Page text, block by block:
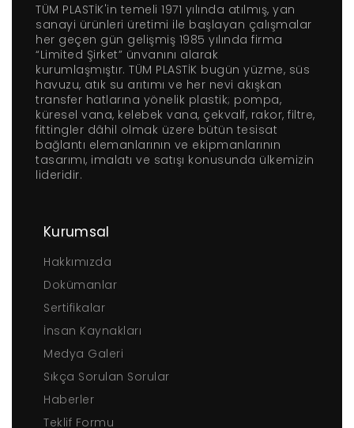
TÜM PLASTİK'in temeli 1971 yılında atılmış, yan
sanayi ürünleri üretimi ile başlayan çalışmalar
her geçen gün gelişmiş 1985 yılında firma
“Limited Şirket” ünvanını alarak
kurumlaşmıştır. TÜM PLASTİK bugün yüzme, süs
havuzu, atık su arıtımı ve her nevi akışkan
transfer hatlarına yönelik plastik; pompa,
küresel vana, kelebek vana, çekvalf, rakor, filtre,
fittingler dâhil olmak üzere bütün tesisat
bağlantı elemanlarının ve ekipmanlarının
tasarımı, imalatı ve satışı konusunda ülkemizin
lideridir.
Kurumsal
Hakkımızda
Dokümanlar
Sertifikalar
İnsan Kaynakları
Medya Galeri
Sıkça Sorulan Sorular
Haberler
Teklif Formu